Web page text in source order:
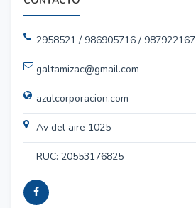
2958521 / 986905716 / 987922167
galtamizac@gmail.com
azulcorporacion.com
Av del aire 1025
RUC: 20553176825